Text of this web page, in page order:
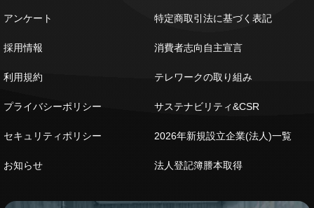
アンケート
採用情報
利用規約
プライバシーポリシー
セキュリティポリシー
お知らせ
特定商取引法に基づく表記
消費者志向自主宣言
テレワークの取り組み
サステナビリティ&CSR
2026年新規設立企業(法人)一覧
法人登記簿謄本取得